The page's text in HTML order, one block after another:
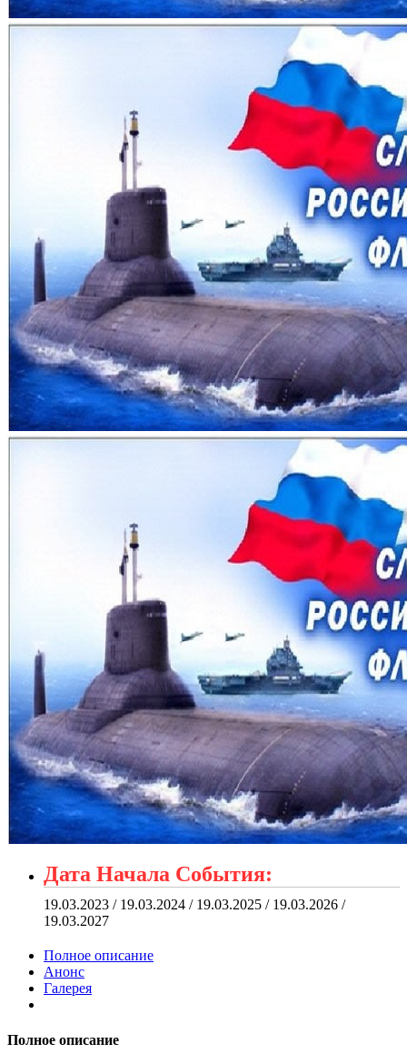
Дата Начала События:
19.03.2023 / 19.03.2024 / 19.03.2025 / 19.03.2026 /
19.03.2027
Полное описание
Анонс
Галерея
Полное описание